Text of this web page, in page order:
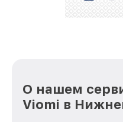
О нашем
Viomi в